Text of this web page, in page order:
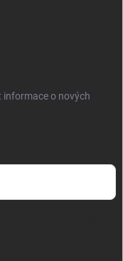
informace o nových